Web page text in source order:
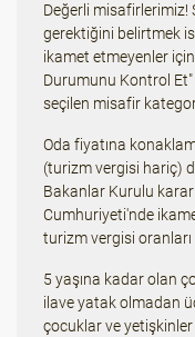
Değerli misafirlerimiz!
gerektiğini belirtmek
ikamet etmeyenler
Durumunu Kontrol
seçilen misafir
Oda fiyatına
(turizm vergisi hariç)
Bakanlar Kurulu
Cumhuriyeti'nde
turizm vergisi
5 yaşına kadar olan
ilave yatak olmadan
çocuklar ve